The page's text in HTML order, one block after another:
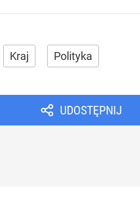
Kraj Polityka
UDOSTĘPNIJ